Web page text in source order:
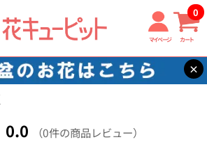
マイページ カート
0
×
【お祝い】ひまわりの花束
（0件の商品レビュー）